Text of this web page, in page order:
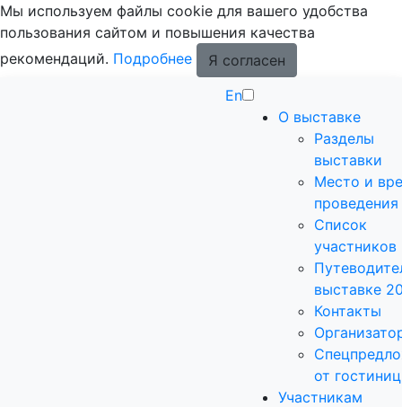
Мы используем файлы cookie для вашего удобства
пользования сайтом и повышения качества
рекомендаций. Подробнее
Я согласен
En
О выставке
Разделы
выставки
Место и
проведения
Список
выставке
Контакты
от гостиниц
Участникам